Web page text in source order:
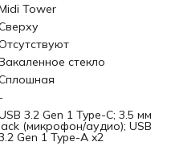
Tower
стекло
-
3.2 Gen 1 Type-C; 3.5 мм
(микрофон/аудио); USB
Gen 1 Type-A x2